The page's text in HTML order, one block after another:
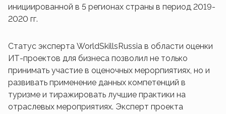
инициированной в 5 регионах страны в период 2019-
2020 гг.
Статус эксперта WorldSkillsRussia в области оценки
ИТ-проектов для бизнеса позволил не только
принимать участие в оценочных мерорпиятиях, но и
развивать применение данных компетенций в
туризме и тиражировать лучшие практики на
отраслевых мероприятиях. Эксперт проекта